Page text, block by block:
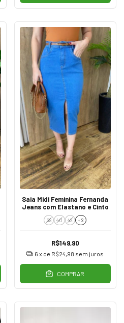
Saia Midi Feminina Fernanda
Jeans com Elastano e Cinto
38 40 42 + 2
R$149,90
6 x de R$24,98 sem juros
COMPRAR